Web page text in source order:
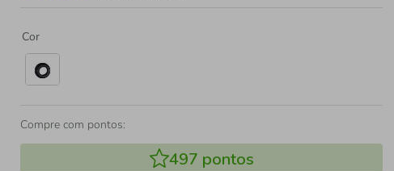
Cor
Compre com pontos:
497 pontos